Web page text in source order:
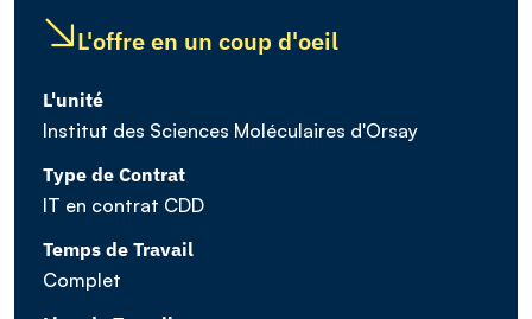
L'offre en un coup d'oeil
L'unité
Institut des Sciences Moléculaires d'Orsay
Type de Contrat
IT en contrat CDD
Temps de Travail
Complet